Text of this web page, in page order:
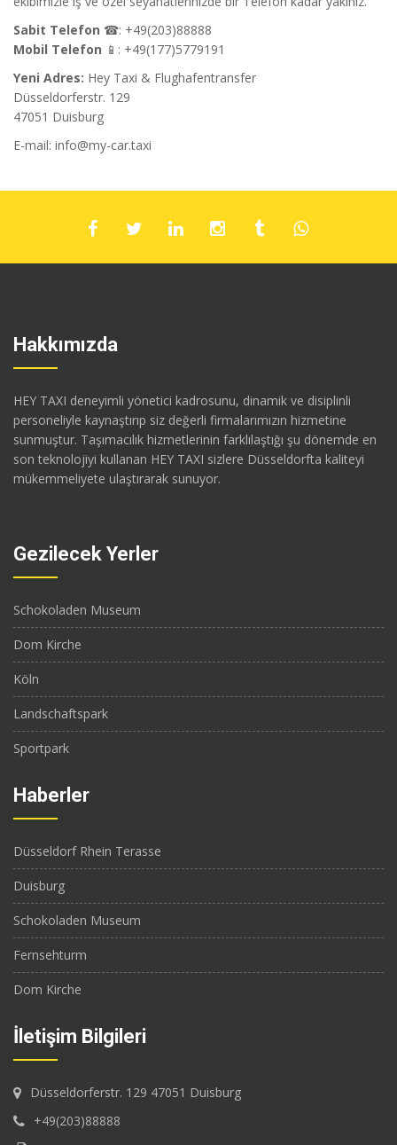
Sabit Telefon ☎: +49(203)88888
Mobil Telefon 📱: +49(177)5779191
Yeni Adres: Hey Taxi & Flughafentransfer
Düsseldorferstr. 129
47051 Duisburg
E-mail: info@my-car.taxi
Hakkımızda
HEY TAXI deneyimli yönetici kadrosunu, dinamik ve disiplinli
personeliyle kaynaştırıp siz değerli firmalarımızın hizmetine
sunmuştur. Taşımacılık hizmetlerinin farklılaştığı şu dönemde en
son teknolojiyi kullanan HEY TAXI sizlere Düsseldorfta kaliteyi
mükemmeliyete ulaştırarak sunuyor.
Gezilecek Yerler
Schokoladen Museum
Dom Kirche
Köln
Landschaftspark
Sportpark
Haberler
Düsseldorf Rhein Terasse
Duisburg
Schokoladen Museum
Fernsehturm
Dom Kirche
İletişim Bilgileri
Düsseldorferstr. 129 47051 Duisburg
+49(203)88888